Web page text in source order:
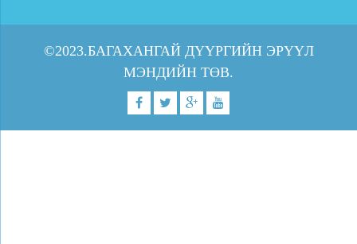
©2023.БАГАХАНГАЙ ДҮҮРГИЙН ЭРҮҮЛ
МЭНДИЙН ТӨВ.